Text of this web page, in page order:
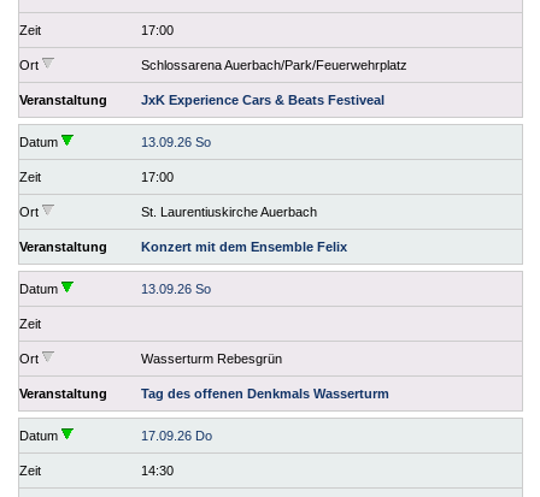
Zeit 17:00
Ort Schlossarena Auerbach/Park/Feuerwehrplatz
Veranstaltung JxK Experience Cars & Beats Festiveal
Datum 13.09.26 So
Zeit 17:00
Ort St. Laurentiuskirche Auerbach
Veranstaltung Konzert mit dem Ensemble Felix
Datum 13.09.26 So
Zeit
Ort Wasserturm Rebesgrün
Veranstaltung Tag des offenen Denkmals Wasserturm
Datum 17.09.26 Do
Zeit 14:30